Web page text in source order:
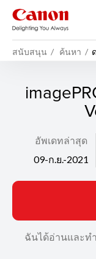
สนับสนุน ค้นหา
อัพเดทล่าสุด
09-ก.ย.-2021
ฉันได้อ่านและท